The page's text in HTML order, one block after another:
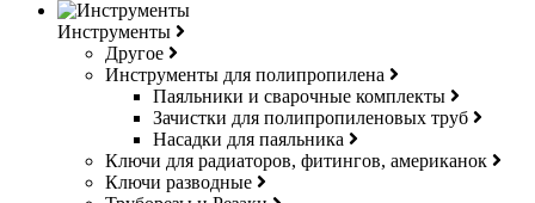
Инструменты
Другое
Инструменты для полипропилена
Паяльники и сварочные комплекты
Зачистки для полипропиленовых труб
Насадки для паяльника
Ключи для радиаторов, фитингов, американок
Ключи разводные